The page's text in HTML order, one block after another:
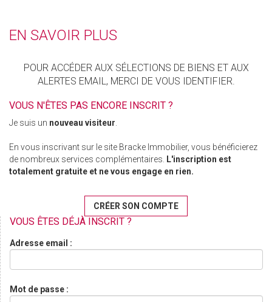
EN SAVOIR PLUS
POUR ACCÉDER AUX SÉLECTIONS DE BIENS ET AUX
ALERTES EMAIL, MERCI DE VOUS IDENTIFIER.
VOUS N'ÊTES PAS ENCORE INSCRIT ?
Je suis un nouveau visiteur.
En vous inscrivant sur le site Bracke Immobilier, vous bénéficierez
de nombreux services complémentaires. L'inscription est
totalement gratuite et ne vous engage en rien.
CRÉER SON COMPTE
VOUS ÊTES DÉJÀ INSCRIT ?
Adresse email :
Mot de passe :